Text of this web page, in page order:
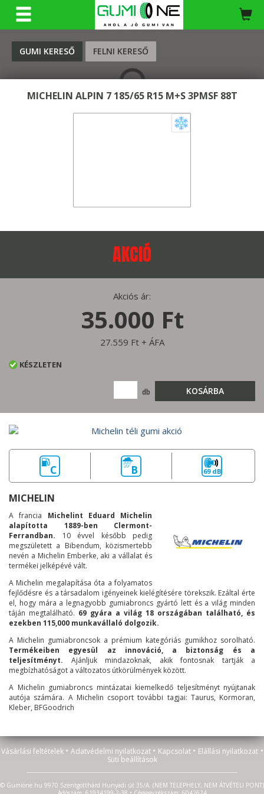
GUMI KERESŐ FELNI KERESŐ
KERESÉS
MICHELIN ALPIN 7 185/65 R15 M+S 3PMSF 88T
AKCIÓ
Akciós ár:
35.000 Ft
27.559 Ft + ÁFA
KÉSZLETEN
db KOSÁRBA
C B 69 dB
MICHELIN
A francia Michelint Eduard Michelin
alapította 1889-ben Clermont-
Ferrandban. 10 évvel később pedig
megszületett a Bibendum, közismertebb
nevén a Michelin Emberke, aki a vállalat és
termékei jelképévé vált.
A Michelin megalapítása óta a folyamatos
fejlődésre és a társadalom igényeinek kielégítésére törekszik. Ezáltal érte
el, hogy mára a legnagyobb gumiabroncs gyártó lett és a világ minden
táján megtalálható. 69 gyára a világ 18 országában található, és
ezekben 115,000 munkavállaló dolgozik.
A Michelin gumiabroncsok a prémium kategóriás gumikhoz sorolható.
Termékeiben egyesül az innováció, a biztonság és a
teljesítményt. Ajánljuk mindazoknak, akik fontosnak tartják a
megbízhatóságot a változatos útkörülmények között.
A Michelin gumiabroncs mintázatai kiemelkedő teljesítményt nyújtanak
autója számára. A Michelin csoport további tagjai: Taurus, Kormoran,
Kleber, BFGoodrich
Vásárlási feltételek • Adatvédelmi nyilatkozat • Kapcsolat • Elállási nyilatkozat •
Süti beállítások
© Gumione.hu 9970 Szentgotthárd Hunyadi út 35/A. (NEM TELEPHELY, NEM ÁTVÉTELI PONT)